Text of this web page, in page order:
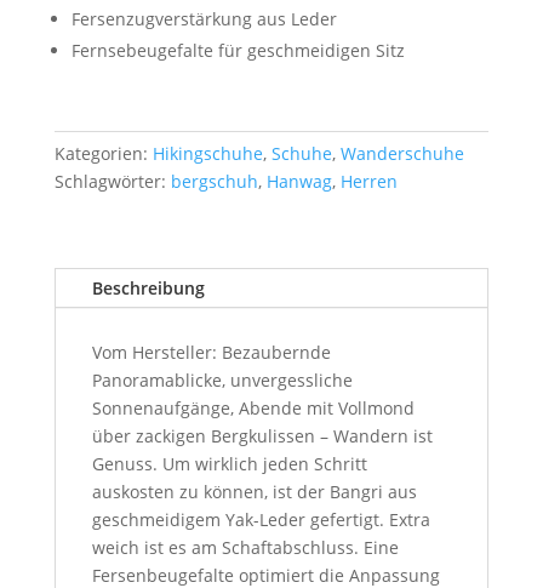
Fersenzugverstärkung aus Leder
Fernsebeugefalte für geschmeidigen Sitz
Kategorien: Hikingschuhe, Schuhe, Wanderschuhe
Schlagwörter: bergschuh, Hanwag, Herren
Beschreibung
Vom Hersteller: Bezaubernde
Panoramablicke, unvergessliche
Sonnenaufgänge, Abende mit Vollmond
über zackigen Bergkulissen – Wandern ist
Genuss. Um wirklich jeden Schritt
auskosten zu können, ist der Bangri aus
geschmeidigem Yak-Leder gefertigt. Extra
weich ist es am Schaftabschluss. Eine
Fersenbeugefalte optimiert die Anpassung